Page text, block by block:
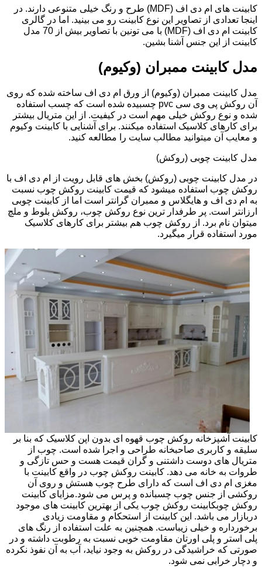
کابینت های ام دی اف (MDF) طرح و رنگ خیلی متنوعی دارند. در
اینجا تعدادی از تصاویر این نوع کابینت رو می بینید. اما در گالری
کابینت ام دی اف (MDF) با می تونین با تصاویر بیش از 70 مدل
کابینت از این جنس آشنا بشین.
مدل کابینت ممبران (وکیوم)
مدل کابینت ممبران (وکیوم) از ورق ام دی اف ساخته شده که روی
آن روکش پی وی سی pvc چسبیده شده است که چسب استفاده
شده و نوع روکش خیلی مهم است در کیفیت. از این متریال بیشتر
برای کارهای کلاسیک استفاده میکنند. برای آشنایی با کابینت وکیوم
و معایب آن میتوانید مطالب سایت را مطالعه کنید.
مدل کابینت چوبی (روکش)
در مدل کابینت چوبی (روکش) بخش های قابل رویت از ام دی اف با
روکش چوب استفاده میشود که قیمت کابینت روکش چوب نسبت
به ام دی اف و هایگلاس و ممبران گرانتر است اما از کابینت چوبی
ارزانتر است. پر طرفدار ترین نوع روکش چوب، روکش بلوط و ملچ
میتوان نام برد. از روکش چوب هم بیشتر برای کارهای کلاسیک
مورد استفاده قرار میگیرد.
کابینت آشپزخانه روکش چوب قهوه ای بدون اپن کلاسیک که بنا بر
سلیقه و کاربری صاحبخانه طراحی و اجرا شده است. چوب از
متریال های دوست داشتنی و گران قیمت هست و حس تازگی و
طروات به خانه می دهد. کابینت روکش چوب در واقع کابینت با
مغزی ام دی اف است که دارای طرح چوب هستش و روی آن
روکشی از جنس چوب چسبانده و پرس می شود.مزایای کابینت
روکش چوبکابینت روکش چوب یکی از بهترین کابینت های موجود
دربازار می باشد. این کابینت از استحکام و مقاومت زیادی
برخورداره و خیلی زیباست. همچنین به علت استفاده از رنگ های
پلی استر و پلی اورتان مقاومت خوبی نسبت به رطوبت داشته و در
صورتی که خراشیدگی در روکش به وجود نیاید، آب به آن نفوذ نکرده
و دچار خرابی نمی شود.